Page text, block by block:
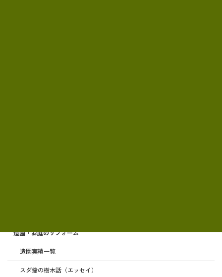
造園・お庭のリフォーム
造園実績一覧
スダ爺の樹木話（エッセイ）